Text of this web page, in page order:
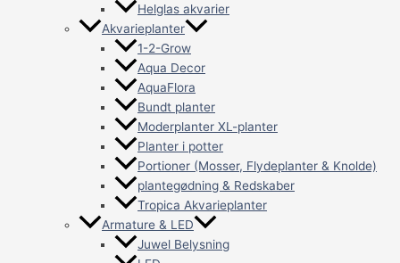
Helglas akvarier
Akvarieplanter
1-2-Grow
Aqua Decor
AquaFlora
Bundt planter
Moderplanter XL-planter
Planter i potter
Portioner (Mosser, Flydeplanter & Knolde)
plantegødning & Redskaber
Tropica Akvarieplanter
Armature & LED
Juwel Belysning